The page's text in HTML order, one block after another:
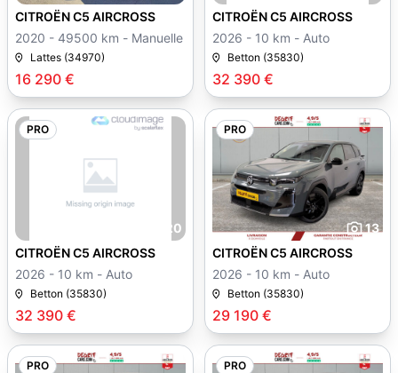
16 290 €
CITROËN C5 AIRCROSS
2020 - 49500 km - Manuelle
Lattes (34970)
32 390 €
CITROËN C5 AIRCROSS
2026 - 10 km - Auto
Betton (35830)
PRO
20
32 390 €
CITROËN C5 AIRCROSS
2026 - 10 km - Auto
Betton (35830)
PRO
13
29 190 €
CITROËN C5 AIRCROSS
2026 - 10 km - Auto
Betton (35830)
PRO PRO